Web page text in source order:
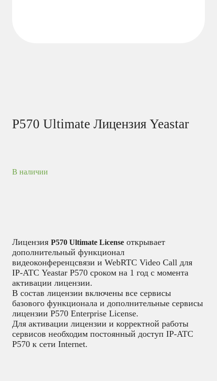
P570 Ultimate Лицензия Yeastar
В наличии
Лицензия P570 Ultimate License открывает
дополнительный функционал
видеоконференцсвязи и WebRTC Video Call для
IP-АТС Yeastar P570 сроком на 1 год с момента
активации лицензии.
В состав лицензии включены все сервисы
базового функционала и дополнительные сервисы
лицензии P570 Enterprise License.
Для активации лицензии и корректной работы
сервисов необходим постоянный доступ IP-АТС
P570 к сети Internet.